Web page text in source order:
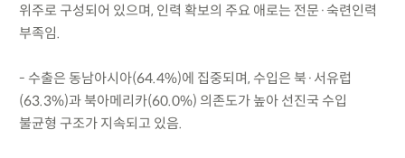
위주로 구성되어 있으며, 인력 확보의 주요 애로는 전문·숙련인력
부족임.
- 수출은 동남아시아(64.4%)에 집중되며, 수입은 북·서유럽
(63.3%)과 북아메리카(60.0%) 의존도가 높아 선진국 수입
불균형 구조가 지속되고 있음.